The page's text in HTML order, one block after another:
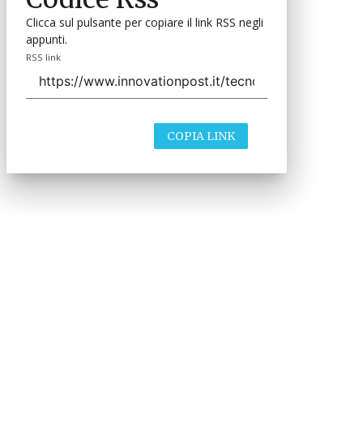
Clicca sul pulsante per copiare il link RSS negli
appunti.
RSS link
COPIA LINK